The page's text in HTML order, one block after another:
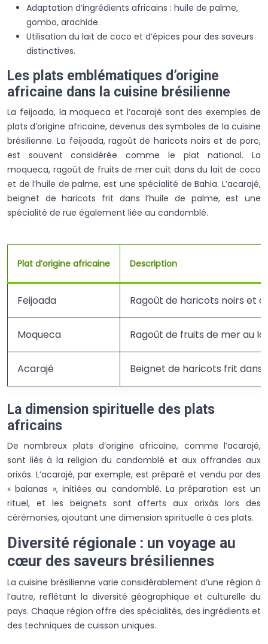
Adaptation d’ingrédients africains : huile de palme,
gombo, arachide.
Utilisation du lait de coco et d’épices pour des saveurs
distinctives.
Les plats emblématiques d’origine
africaine dans la cuisine brésilienne
La feijoada, la moqueca et l’acarajé sont des exemples de
plats d’origine africaine, devenus des symboles de la cuisine
brésilienne. La feijoada, ragoût de haricots noirs et de porc,
est souvent considérée comme le plat national. La
moqueca, ragoût de fruits de mer cuit dans du lait de coco
et de l’huile de palme, est une spécialité de Bahia. L’acarajé,
beignet de haricots frit dans l’huile de palme, est une
spécialité de rue également liée au candomblé.
Plat d’origine africaine Description
Feijoada Ragoût de haricots noirs et
Moqueca Ragoût de fruits de mer au
Acarajé Beignet de haricots frit dans
La dimension spirituelle des plats
africains
De nombreux plats d’origine africaine, comme l’acarajé,
sont liés à la religion du candomblé et aux offrandes aux
orixás. L’acarajé, par exemple, est préparé et vendu par des
« baianas », initiées au candomblé. La préparation est un
rituel, et les beignets sont offerts aux orixás lors des
cérémonies, ajoutant une dimension spirituelle à ces plats.
Diversité régionale : un voyage au
cœur des saveurs brésiliennes
La cuisine brésilienne varie considérablement d’une région à
l’autre, reflétant la diversité géographique et culturelle du
pays. Chaque région offre des spécialités, des ingrédients et
des techniques de cuisson uniques.